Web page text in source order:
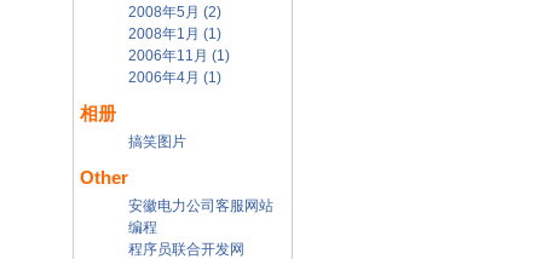
2008年5月 (2)
2008年1月 (1)
2006年11月 (1)
2006年4月 (1)
相册
搞笑图片
Other
安徽电力公司客服网站
编程
程序员联合开发网